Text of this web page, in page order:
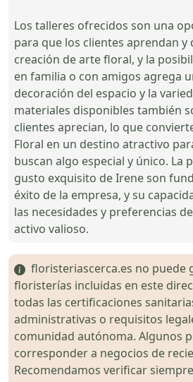
Los talleres ofrecidos son una
para que los clientes aprendan y
creación de arte floral, y la
en familia o con amigos agrega
decoración del espacio y la
materiales disponibles también
clientes aprecian, lo que
Floral en un destino atractivo
buscan algo especial y único. La
gusto exquisito de Irene son
éxito de la empresa, y su
las necesidades y preferencias
activo valioso.
floristeriascerca.es no puede
floristerías incluidas en este
todas las certificaciones
administrativas o requisitos
comunidad autónoma. Algunos
corresponder a negocios de
Recomendamos verificar